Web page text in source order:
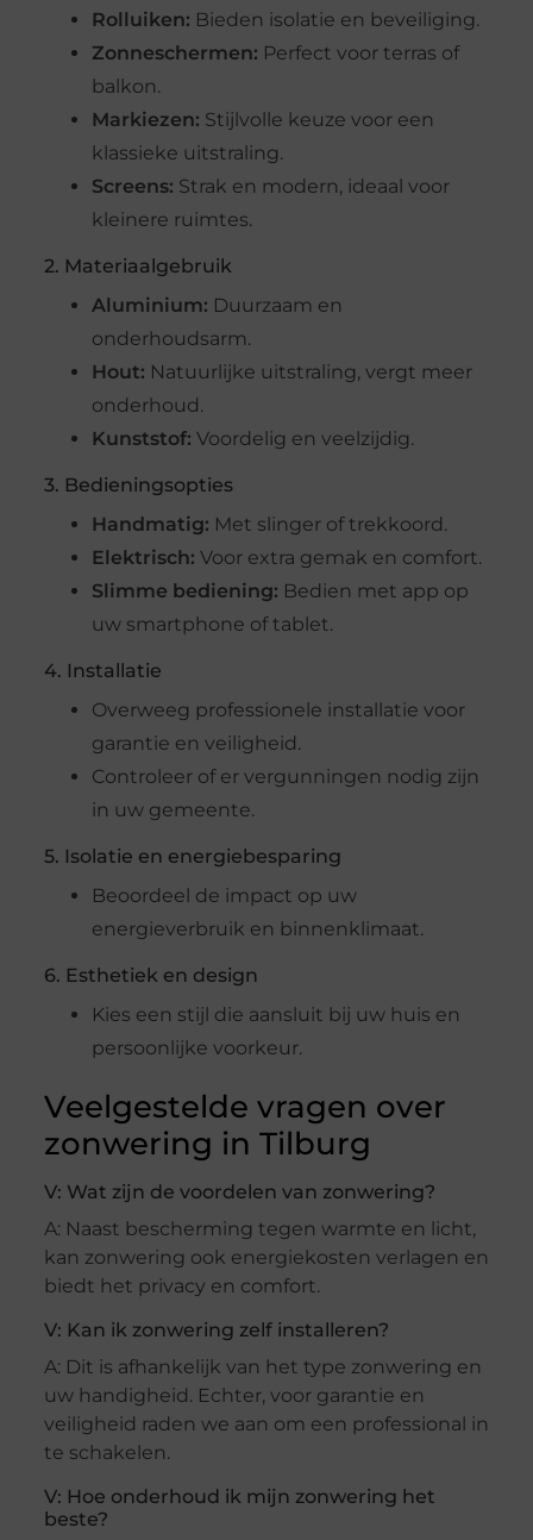
Rolluiken: Bieden isolatie en beveiliging.
Zonneschermen: Perfect voor terras of
balkon.
Markiezen: Stijlvolle keuze voor een
klassieke uitstraling.
Screens: Strak en modern, ideaal voor
kleinere ruimtes.
2. Materiaalgebruik
Aluminium: Duurzaam en
onderhoudsarm.
Hout: Natuurlijke uitstraling, vergt meer
onderhoud.
Kunststof: Voordelig en veelzijdig.
3. Bedieningsopties
Handmatig: Met slinger of trekkoord.
Elektrisch: Voor extra gemak en comfort.
Slimme bediening: Bedien met app op
uw smartphone of tablet.
4. Installatie
Overweeg professionele installatie voor
garantie en veiligheid.
Controleer of er vergunningen nodig zijn
in uw gemeente.
5. Isolatie en energiebesparing
Beoordeel de impact op uw
energieverbruik en binnenklimaat.
6. Esthetiek en design
Kies een stijl die aansluit bij uw huis en
persoonlijke voorkeur.
Veelgestelde vragen over
zonwering in Tilburg
V: Wat zijn de voordelen van zonwering?
A: Naast bescherming tegen warmte en licht,
kan zonwering ook energiekosten verlagen en
biedt het privacy en comfort.
V: Kan ik zonwering zelf installeren?
A: Dit is afhankelijk van het type zonwering en
uw handigheid. Echter, voor garantie en
veiligheid raden we aan om een professional in
te schakelen.
V: Hoe onderhoud ik mijn zonwering het
beste?